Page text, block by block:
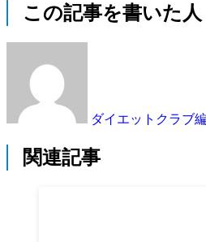
この記事を書いた人
ダイエットクラブ
関連記事